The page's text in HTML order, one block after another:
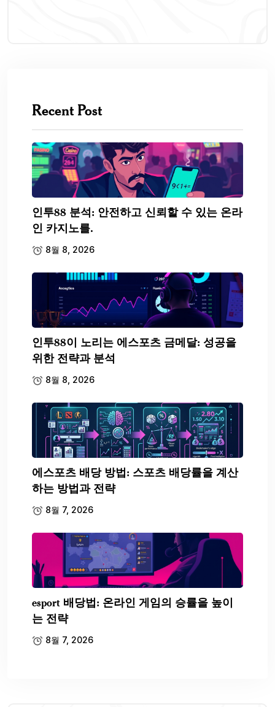
Recent Post
인투88 분석: 안전하고 신뢰할 수 있는 온라
인 카지노를.
8월 8, 2026
인투88이 노리는 에스포츠 금메달: 성공을
위한 전략과 분석
8월 8, 2026
에스포츠 배당 방법: 스포츠 배당률을 계산
하는 방법과 전략
8월 7, 2026
esport 배당법: 온라인 게임의 승률을 높이
는 전략
8월 7, 2026